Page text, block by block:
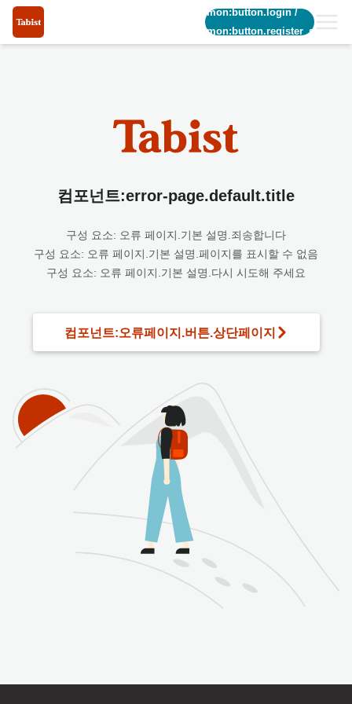
common:button.login/
common:button.register_short
컴포넌트:error-page.default.title
구성 요소: 오류 페이지.기본 설명.죄송합니다
구성 요소: 오류 페이지.기본 설명.페이지를 표시할 수 없음
구성 요소: 오류 페이지.기본 설명.다시 시도해 주세요
컴포넌트:오류페이지.버튼.상단페이지